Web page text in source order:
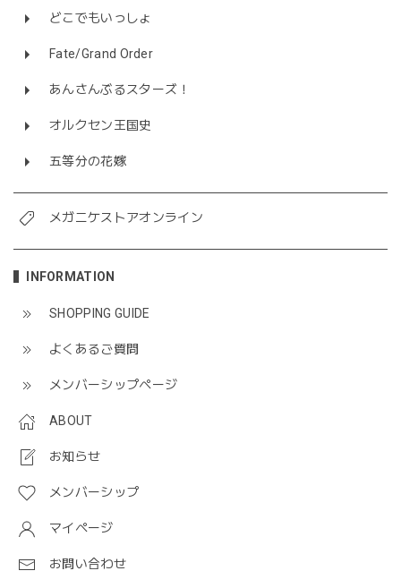
どこでもいっしょ
Fate/Grand Order
あんさんぶるスターズ！
オルクセン王国史
五等分の花嫁
メガニケストアオンライン
INFORMATION
SHOPPING GUIDE
よくあるご質問
メンバーシップページ
ABOUT
お知らせ
メンバーシップ
マイページ
お問い合わせ